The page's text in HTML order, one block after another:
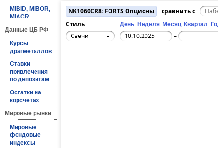
MIBID, MIBOR,
MIACR
Данные ЦБ РФ
Курсы
драгметаллов
Ставки
привлечения
по депозитам
Остатки на
корсчетах
Мировые рынки
Мировые
фондовые
индексы
NK1060CR8: FORTS Опционы
сравнить с
Стиль
День Неделя Месяц Квартал
Свечи –